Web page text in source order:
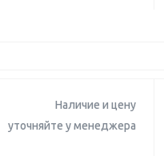
Наличие и цену
уточняйте у менеджера